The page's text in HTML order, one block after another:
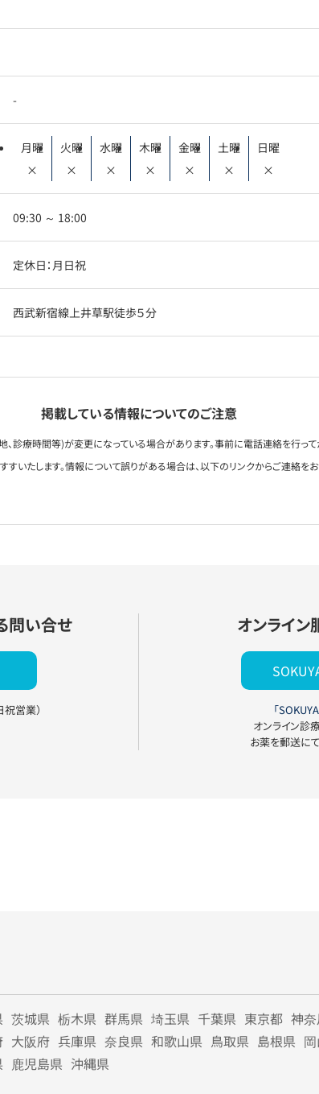
-
月曜
×
火曜
×
水曜
×
木曜
×
金曜
×
土曜
×
日曜
×
09:30 ～ 18:00
定休日：月日祝
西武新宿線上井草駅徒歩５分
掲載している情報についてのご注意
診療時間等)が変更になっている場合があります。事前に電話連絡を行っ
すいたします。情報について誤りがある場合は、以下のリンクからご連絡を
問い合せ
営業）
オンライ
「
オンライン診
お薬を郵送に
茨城県 栃木県 群馬県 埼玉県 千葉県 東京都 神
大阪府 兵庫県 奈良県 和歌山県 鳥取県 島根県
鹿児島県 沖縄県